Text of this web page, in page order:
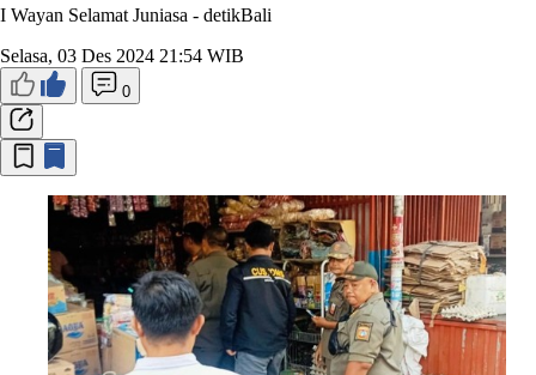
I Wayan Selamat Juniasa - detikBali
Selasa, 03 Des 2024 21:54 WIB
0